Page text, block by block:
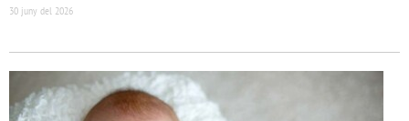
30 juny del 2026